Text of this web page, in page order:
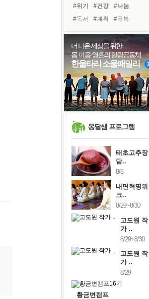
꿈이 실제가 되는 것
'말 타는 법'을 먼저
아픈 아버지를 위한 공간 설계
졸업식 사진을 보며
극심한 변비, 어깨결림, 수면 장애
보고 싶은 어머니
마음이 멈춰 버린 곳
못된 꼰대들
#위기
#건강
#나눔
#독서
#계획
#극복
#링컨학교
#친구
#아이들
#면역력
#명상
#선택
#유튜브
#경험
#리더
#희망
#도움
#사람
#삶
더 나은 세상을 위한
몸·마음·영혼의 힐링공동체
한울타리 소울패밀리
옹달샘 프로그램
태초고추장
담..
8/8
내면혁명워
크..
8/29~8/30
고도원 작
가 ..
8/29~8/30
고도원 작
가 ..
8/29
황금변캠프